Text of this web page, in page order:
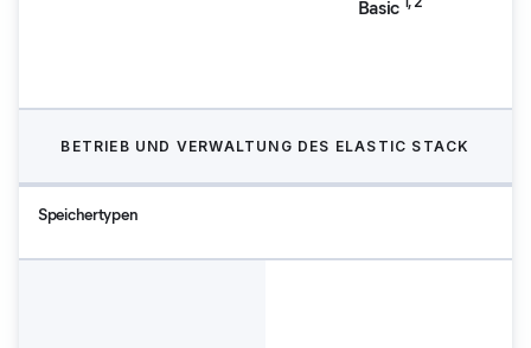
Basic
BETRIEB UND VERWALTUNG DES ELASTIC STACK
Speichertypen